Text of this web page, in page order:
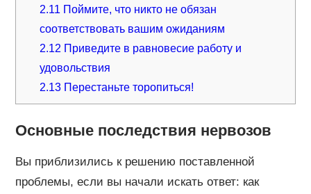
2.11 Поймите, что никто не обязан
соответствовать вашим ожиданиям
2.12 Приведите в равновесие работу и
удовольствия
2.13Перестаньте торопиться!
Основные последствия нервозов
Вы приблизились к решению поставленной
проблемы, если вы начали искать ответ: как